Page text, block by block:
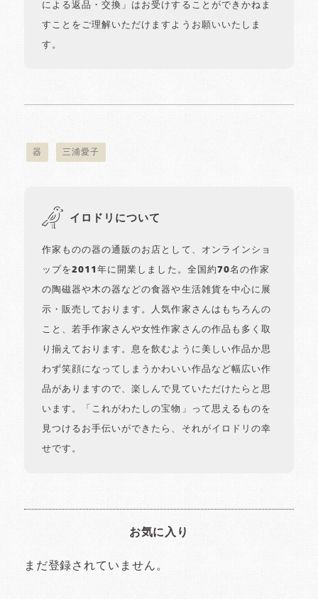
による返品・交換」はお受けすることができかねま
すことをご理解いただけますようお願いいたしま
す。
器 三浦愛子
イロドリについて
作家ものの器の通販のお店として、オンラインショ
ップを2011年に開業しました。全国約70名の作家
の陶磁器や木の器などの食器や生活雑貨を中心に展
示・販売しております。人気作家さんはもちろんの
こと、若手作家さんや女性作家さんの作品も多く取
り揃えております。息を飲むように美しい作品か思
わず笑顔になってしまうかわいい作品など幅広い作
品がありますので、楽しんで見ていただけたらと思
います。「これがわたしの宝物」って思えるものを
見つけるお手伝いができたら、それがイロドリの幸
せです。
お気に入り
まだ登録されていません。